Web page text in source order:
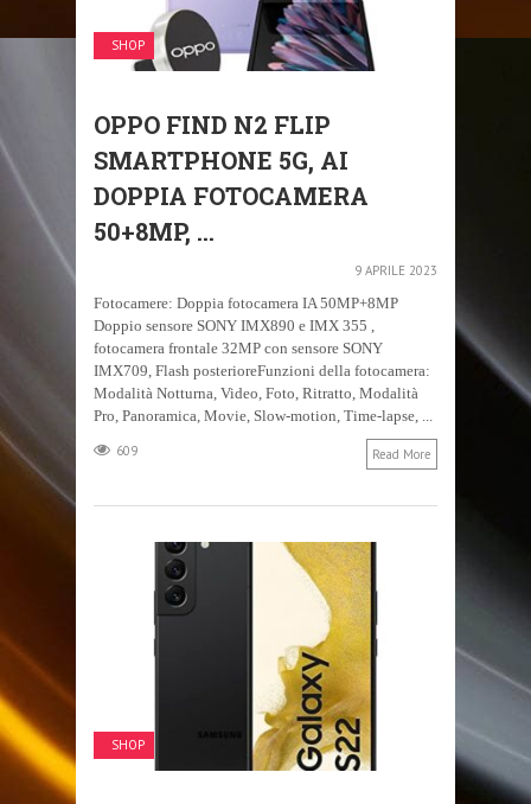
SHOP
OPPO FIND N2 FLIP
SMARTPHONE 5G, AI
DOPPIA FOTOCAMERA
50+8MP, ...
9 APRILE 2023
Fotocamere: Doppia fotocamera IA 50MP+8MP
Doppio sensore SONY IMX890 e IMX 355 ,
fotocamera frontale 32MP con sensore SONY
IMX709, Flash posterioreFunzioni della fotocamera:
Modalità Notturna, Video, Foto, Ritratto, Modalità
Pro, Panoramica, Movie, Slow-motion, Time-lapse, ...
609 Read More
SHOP